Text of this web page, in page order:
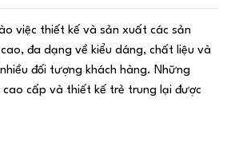
việc thiết kế và sản xuất các sản
đa dạng về kiểu dáng, chất liệu và
đối tượng khách hàng. Những
cao cấp và thiết kế trẻ trung lại được